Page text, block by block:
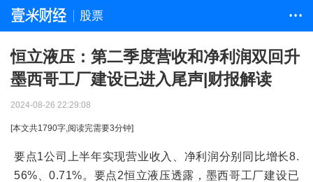
股票 • • •
恒立液压：第二季度营收和净利润双回升
墨西哥工厂建设已进入尾声|财报解读
2024-08-26 22:29:08
[本文共1790字,阅读完需要3分钟]
要点1公司上半年实现营业收入、净利润分别同比增长8.
56%、0.71%。要点2恒立液压透露，墨西哥工厂建设已